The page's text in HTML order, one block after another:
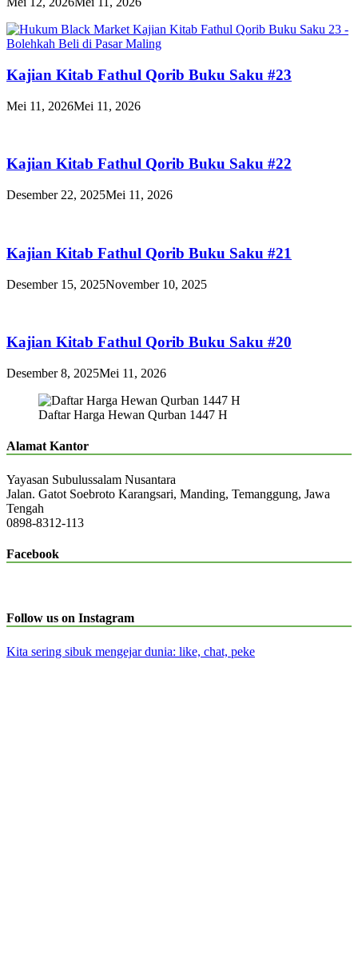
Kajian Kitab Fathul Qorib Buku Saku #23
Mei 11, 2026Mei 11, 2026
Kajian Kitab Fathul Qorib Buku Saku #22
Desember 22, 2025Mei 11, 2026
Kajian Kitab Fathul Qorib Buku Saku #21
Desember 15, 2025November 10, 2025
Kajian Kitab Fathul Qorib Buku Saku #20
Desember 8, 2025Mei 11, 2026
Daftar Harga Hewan Qurban 1447 H
Alamat Kantor
Yayasan Subulussalam Nusantara
Jalan. Gatot Soebroto Karangsari, Manding, Temanggung, Jawa
Tengah
0898-8312-113
Facebook
Follow us on Instagram
Kita sering sibuk mengejar dunia: like, chat, peke